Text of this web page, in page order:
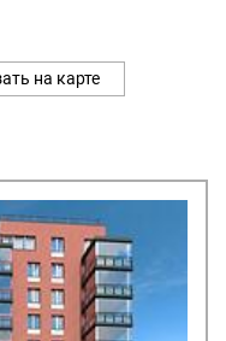
на карте